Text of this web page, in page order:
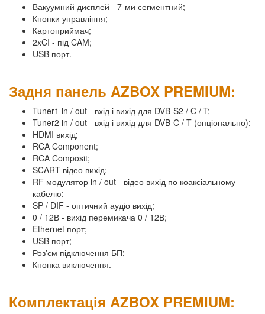
Вакуумний дисплей - 7-ми сегментний;
Кнопки управління;
Картоприймач;
2xCI - під CAM;
USB порт.
Задня панель AZBOX PREMIUM:
Tuner1 in / out - вхід і вихід для DVB-S2 / C / T;
Tuner2 in / out - вхід і вихід для DVB-C / T (опціонально);
HDMI вихід;
RCA Component;
RCA Composit;
SCART відео вихід;
RF модулятор in / out - відео вихід по коаксіальному
кабелю;
SP / DIF - оптичний аудіо вихід;
0 / 12В - вихід перемикача 0 / 12В;
Ethernet порт;
USB порт;
Роз'єм підключення БП;
Кнопка виключення.
Комплектація AZBOX PREMIUM: